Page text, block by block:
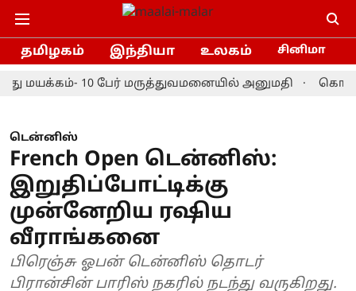
தமிழகம் இந்தியா உலகம் சினிமா
10 பேர் மருத்துவமனையில் அனுமதி
டென்னிஸ்
French Open டென்னிஸ்:
இறுதிப்போட்டிக்கு
முன்னேறிய ரஷிய
வீராங்கனை
பிரெஞ்சு ஓபன் டென்னிஸ் தொடர்
பிரான்சின் பாரிஸ் நகரில் நடந்து வருகிறது.